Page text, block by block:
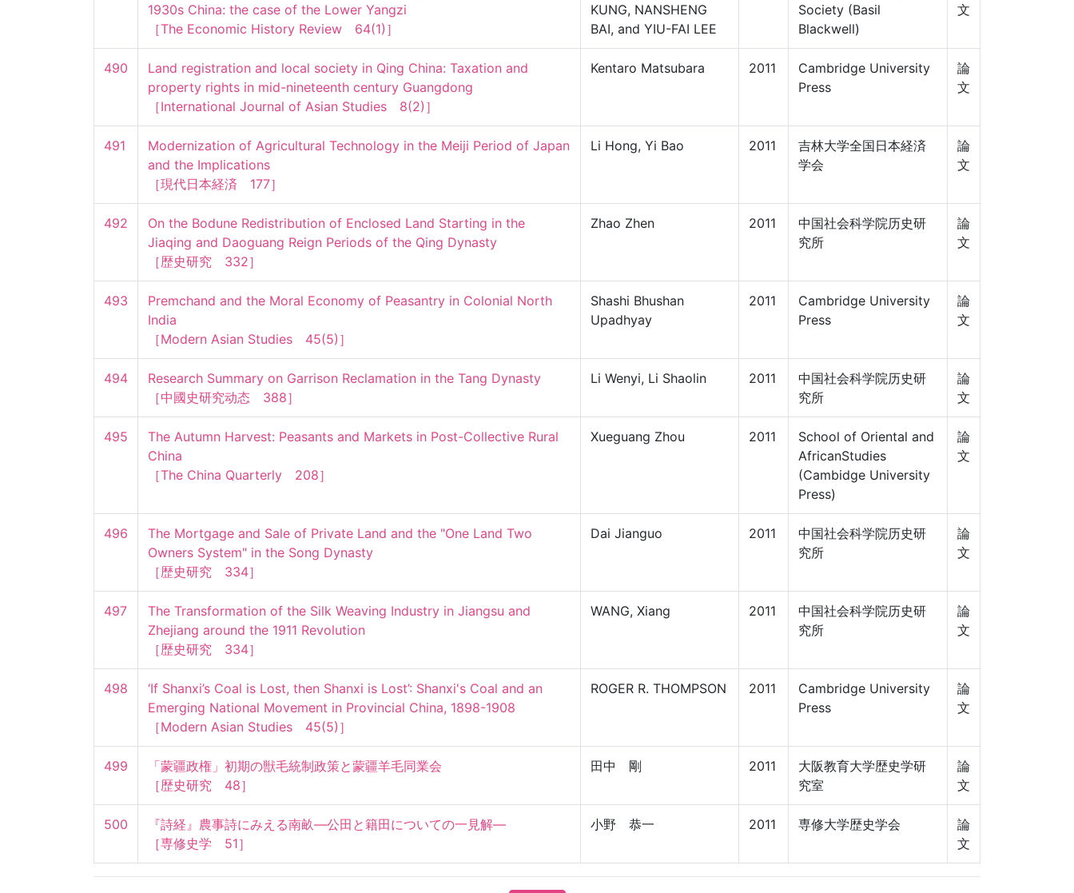
1930s China: the case of the Lower Yangzi
［The Economic History Review　64(1)］
KUNG, NANSHENG
BAI, and YIU-FAI LEE
Society (Basil
Blackwell)
文
490
Land registration and local society in Qing China: Taxation and
property rights in mid-nineteenth century Guangdong
［International Journal of Asian Studies　8(2)］
Kentaro Matsubara 2011
Cambridge University
Press
論
文
491
Modernization of Agricultural Technology in the Meiji Period of Japan
and the Implications
［現代日本経済　177］
Li Hong, Yi Bao 2011
吉林大学全国日本経済
学会
論
文
492
On the Bodune Redistribution of Enclosed Land Starting in the
Jiaqing and Daoguang Reign Periods of the Qing Dynasty
［歴史研究　332］
Zhao Zhen 2011
中国社会科学院历史研
究所
論
文
493
Premchand and the Moral Economy of Peasantry in Colonial North
India
［Modern Asian Studies　45(5)］
Shashi Bhushan
Upadhyay
2011
Cambridge University
Press
論
文
494
Research Summary on Garrison Reclamation in the Tang Dynasty
［中國史研究动态　388］
Li Wenyi, Li Shaolin 2011
中国社会科学院历史研
究所
論
文
495
The Autumn Harvest: Peasants and Markets in Post-Collective Rural
China
［The China Quarterly　208］
Xueguang Zhou 2011
School of Oriental and
AfricanStudies
(Cambidge University
Press)
論
文
496
The Mortgage and Sale of Private Land and the "One Land Two
Owners System" in the Song Dynasty
［歴史研究　334］
Dai Jianguo 2011
中国社会科学院历史研
究所
論
文
497
The Transformation of the Silk Weaving Industry in Jiangsu and
Zhejiang around the 1911 Revolution
［歴史研究　334］
WANG, Xiang 2011
中国社会科学院历史研
究所
論
文
498
‘If Shanxi’s Coal is Lost, then Shanxi is Lost’: Shanxi's Coal and an
Emerging National Movement in Provincial China, 1898-1908
［Modern Asian Studies　45(5)］
ROGER R. THOMPSON 2011
Cambridge University
Press
論
文
499
「蒙疆政権」初期の獣毛統制政策と蒙疆羊毛同業会
［歴史研究　48］
田中 剛 2011
大阪教育大学歴史学研
究室
論
文
500
『詩経』農事詩にみえる南畝―公田と籍田についての一見解―
［専修史学　51］
小野 恭一 2011 専修大学歴史学会
論
文